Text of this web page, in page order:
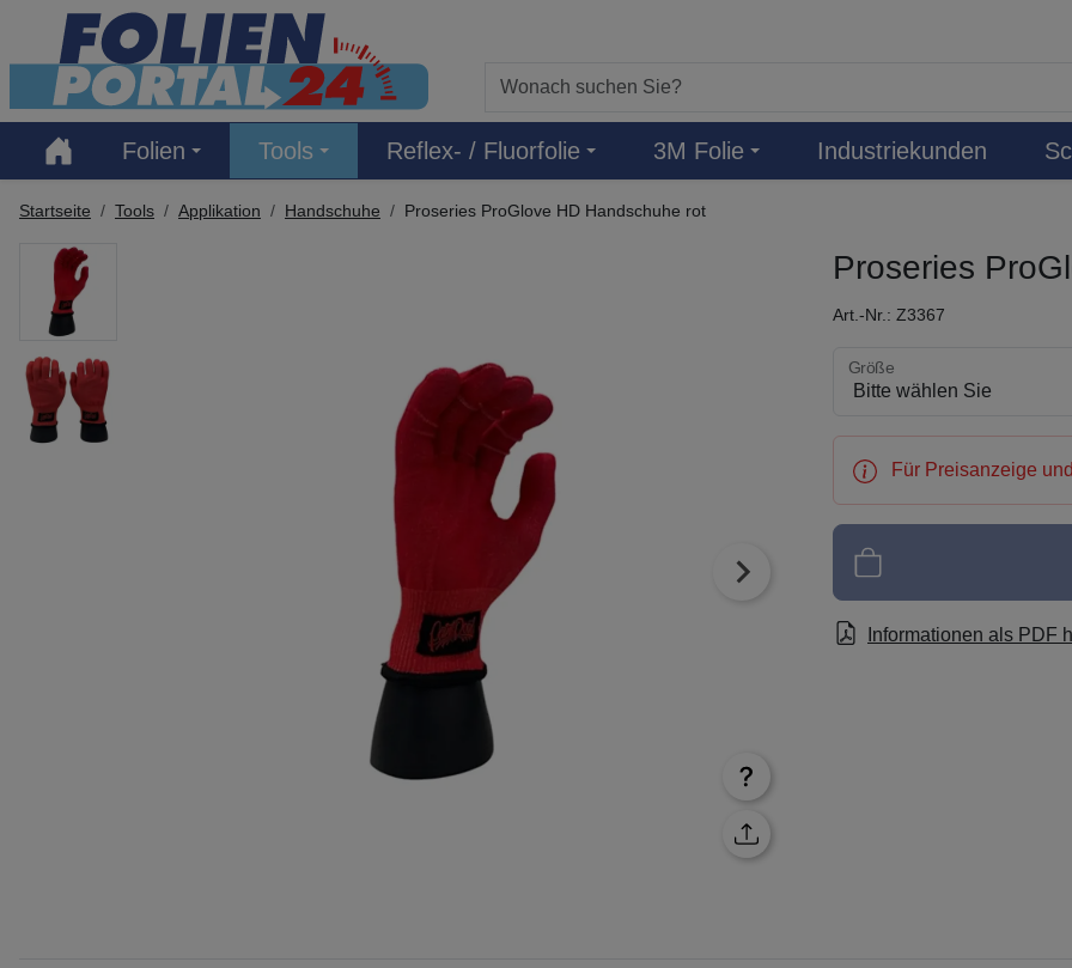
Hauptregion der Seite anspringen
Folien Tools Reflex- / Fluorfolie 3M Folie Industriekunden
Startseite Tools Applikation Handschuhe Proseries ProGlove HD Handschuhe rot
Proseries
Art.-Nr.: Z3367
Größe wählen
Größe
Für Preisanzeige
Informationen als PDF